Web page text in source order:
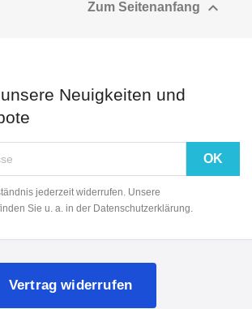
Zum Seitenanfang 
Neuigkeiten und
jederzeit widerrufen. Unsere
Sie u. a. in der Datenschutzerklärung.
Vertrag widerrufen